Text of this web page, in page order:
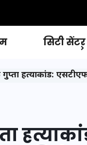
सिटी सेंटर
हत्याकांड: